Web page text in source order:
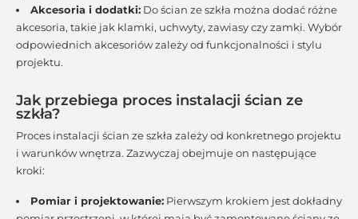
Akcesoria i dodatki:Do ścian ze szkła można dodać różne
akcesoria, takie jak klamki, uchwyty, zawiasy czy zamki. Wybór
odpowiednich akcesoriów zależy od funkcjonalności i stylu
projektu.
Jak przebiega proces instalacji ścian ze
szkła?
Proces instalacji ścian ze szkła zależy od konkretnego projektu
i warunków wnętrza. Zazwyczaj obejmuje on następujące
kroki:
Pomiar i projektowanie:Pierwszym krokiem jest dokładny